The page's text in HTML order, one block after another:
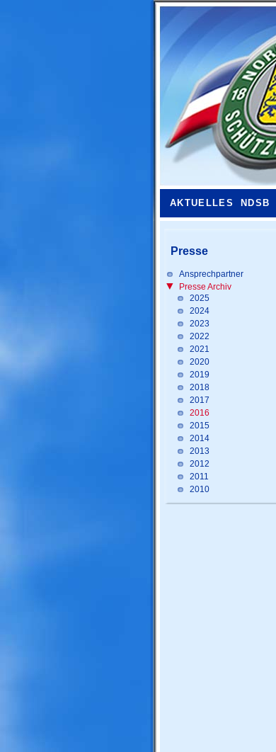
AKTUELLES NDSB
Presse
Ansprechpartner
Presse Archiv
2025
2024
2023
2022
2021
2020
2019
2018
2017
2016
2015
2014
2013
2012
2011
2010